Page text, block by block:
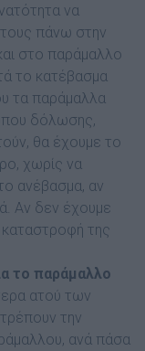
να
πάνω στην
στο παράµαλλο
το κατέβασµα
τα παράµαλλα
δόλωσης,
θα έχουµε το
χωρίς να
το ανέβασµα, αν
Αν δεν έχουµε
της
το παράµαλλο
ατού των
την
ανά πάσα